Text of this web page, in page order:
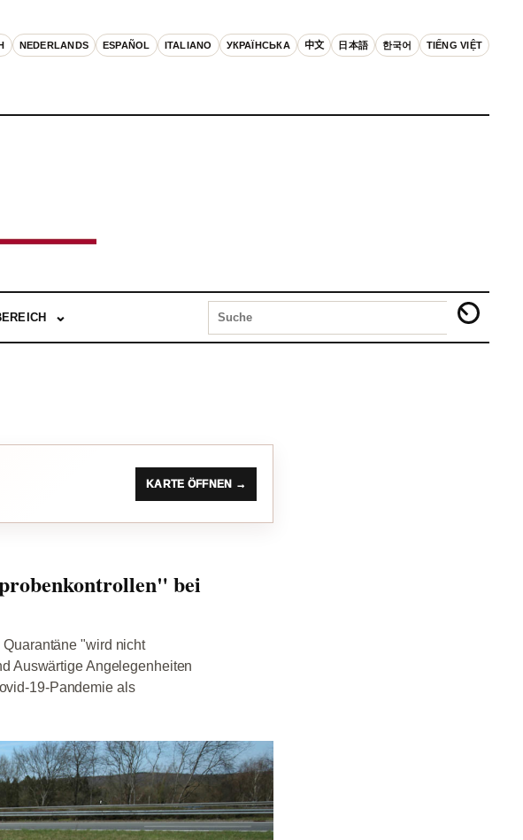
NEDERLANDS ESPAÑOL ITALIANO УКРАЇНСЬКА 中文 日本語 한국어 TIẾNG VIỆT
KARTE ÖFFNEN →
bei
"wird nicht
Auswärtige Angelegenheiten
19-Pandemie als